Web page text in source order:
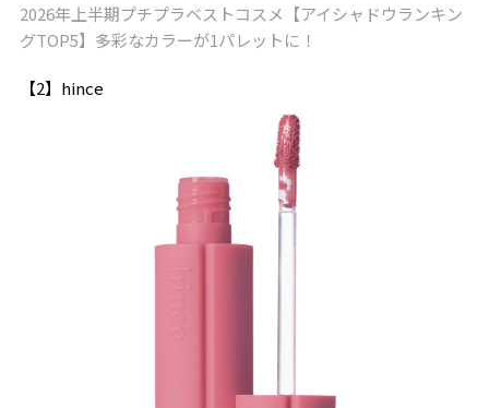
2026年上半期プチプラベストコスメ【アイシャドウランキン
グTOP5】多彩なカラーが1パレットに！
【2】hince